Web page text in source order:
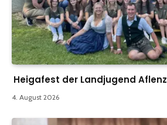
Heigafest der Landjugend Aflenz
4. August 2026